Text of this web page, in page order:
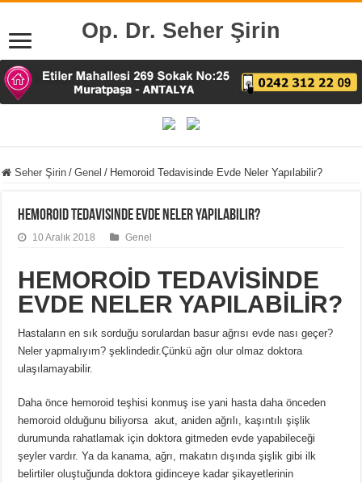
Op. Dr. Seher Şirin
Seher Şirin / Genel / Hemoroid Tedavisinde Evde Neler Yapılabilir?
Hemoroid Tedavisinde Evde Neler Yapılabilir?
10 Aralık 2018 Genel
HEMOROİD TEDAVİSİNDE
EVDE NELER YAPILABİLİR?
Hastaların en sık sorduğu sorulardan basur ağrısı evde nası geçer?
Neler yapmalıyım? şeklindedir.Çünkü ağrı olur olmaz doktora
ulaşılamayabilir.
Daha önce hemoroid teşhisi konmuş ise yani hasta daha önceden
hemoroid olduğunu biliyorsa akut, aniden ağrılı, kaşıntılı şişlik
durumunda rahatlamak için doktora gitmeden evde yapabileceği
şeyler vardır. Ya da kanama, ağrı, makatın dışında şişlik gibi ilk
belirtiler oluştuğunda doktora gidinceye kadar şikayetlerinin